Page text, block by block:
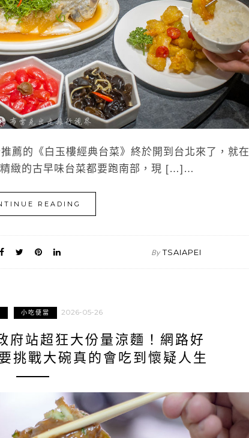
薦的《白玉樓經典台菜》終於開到台北來了，就在
緻的古早味台菜都要跑南部，現 […]…
READING
By TSAIAPEI
小吃便當 2026-05-26
府站超狂大份量涼麵！網路好
挑戰大碗真的會吃到懷疑人生